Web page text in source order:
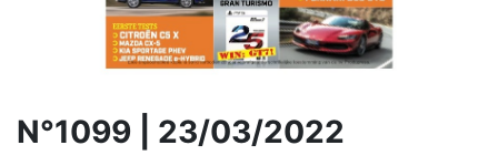
N°1099 | 23/03/2022